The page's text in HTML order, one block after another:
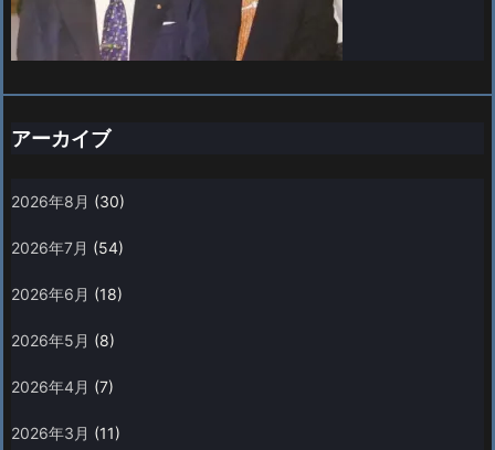
アーカイブ
2026年8月 (30)
2026年7月 (54)
2026年6月 (18)
2026年5月 (8)
2026年4月 (7)
2026年3月 (11)